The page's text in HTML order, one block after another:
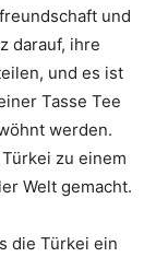
und
darauf, ihre
und es ist
Tasse Tee
werden.
zu einem
Welt gemacht.
die Türkei ein